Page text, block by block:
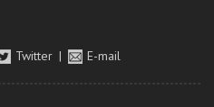
Twitter E-mail